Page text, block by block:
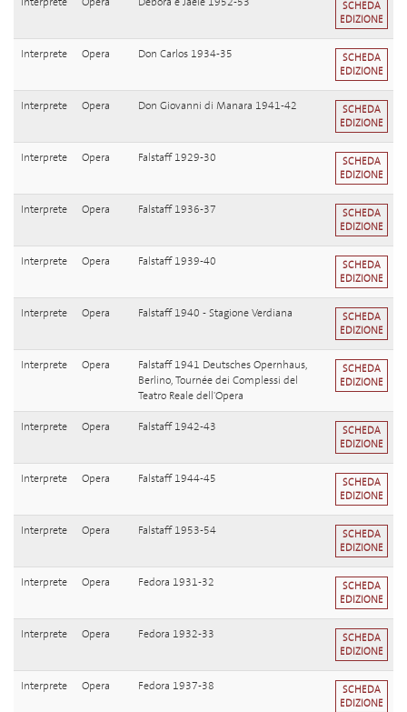
SCHEDA
EDIZIONE
Interprete Opera Don Carlos 1934-35
SCHEDA
EDIZIONE
Interprete Opera Don Giovanni di Manara 1941-42
SCHEDA
EDIZIONE
Interprete Opera Falstaff 1929-30
SCHEDA
EDIZIONE
Interprete Opera Falstaff 1936-37
SCHEDA
EDIZIONE
Interprete Opera Falstaff 1939-40
SCHEDA
EDIZIONE
Interprete Opera Falstaff 1940 - Stagione Verdiana
SCHEDA
EDIZIONE
Interprete Opera
Falstaff 1941 Deutsches Opernhaus,
Berlino, Tournée dei Complessi del
Teatro Reale dell'Opera
SCHEDA
EDIZIONE
Interprete Opera Falstaff 1942-43
SCHEDA
EDIZIONE
Interprete Opera Falstaff 1944-45
SCHEDA
EDIZIONE
Interprete Opera Falstaff 1953-54
SCHEDA
EDIZIONE
Interprete Opera Fedora 1931-32
SCHEDA
EDIZIONE
Interprete Opera Fedora 1932-33
SCHEDA
EDIZIONE
Interprete Opera Fedora 1937-38
SCHEDA
EDIZIONE